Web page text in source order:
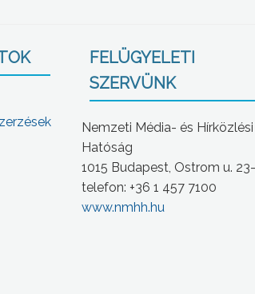
FELÜGYELETI
SZERVÜNK
Nemzeti Média- és Hírközlési
Hatóság
1015 Budapest, Ostrom u.
telefon: +36 1 457 7100
www.nmhh.hu